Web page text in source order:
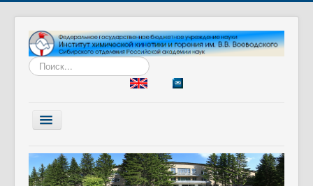
Искать...
Включить/
выключить
Главная
Институт